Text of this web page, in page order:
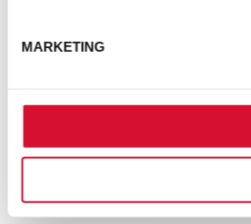
MARKETING